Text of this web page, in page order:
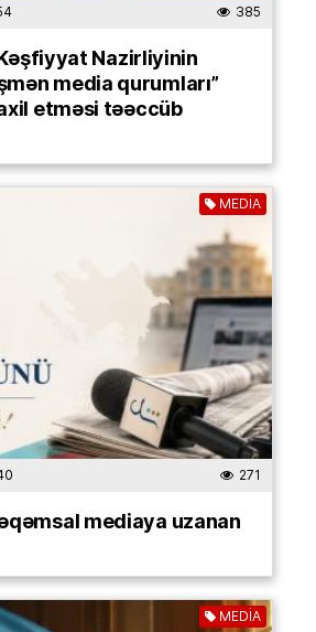
385
Nazirliyinin
media qurumları”
etməsi təəccüb
MEDİA
271
mediaya uzanan
MEDİA